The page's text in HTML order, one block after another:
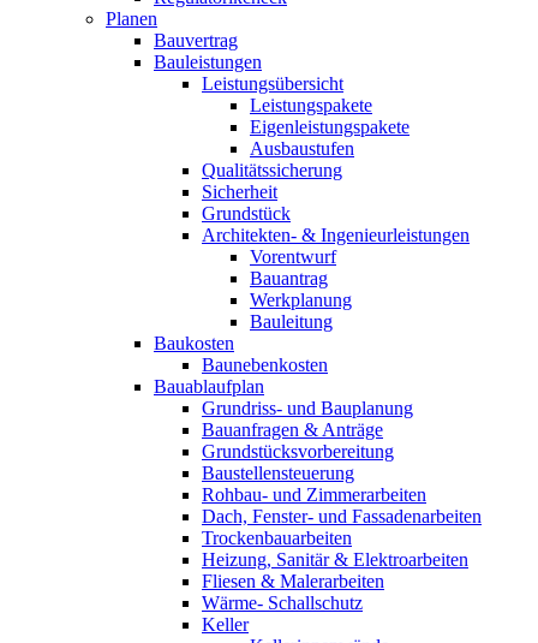
Planen
Bauvertrag
Bauleistungen
Leistungsübersicht
Leistungspakete
Eigenleistungspakete
Ausbaustufen
Qualitätssicherung
Sicherheit
Grundstück
Architekten- & Ingenieurleistungen
Vorentwurf
Bauantrag
Werkplanung
Bauleitung
Baukosten
Baunebenkosten
Bauablaufplan
Grundriss- und Bauplanung
Bauanfragen & Anträge
Grundstücksvorbereitung
Baustellensteuerung
Rohbau- und Zimmerarbeiten
Dach, Fenster- und Fassadenarbeiten
Trockenbauarbeiten
Heizung, Sanitär & Elektroarbeiten
Fliesen & Malerarbeiten
Wärme- Schallschutz
Keller